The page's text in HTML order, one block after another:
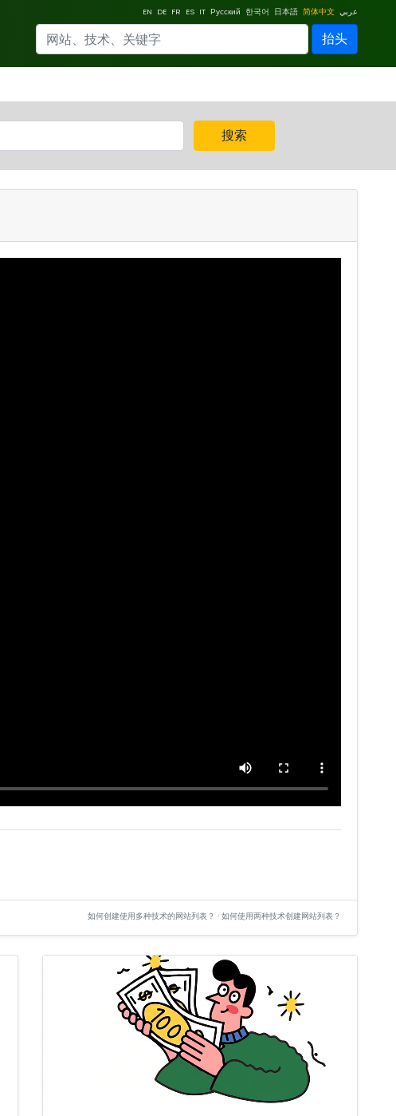
EN DE FR ES IT Русский 한국어 日本語 简体中文 عربي
抬头
搜索
如何创建使用多种技术的网站列表？ · 如何使用两种技术创建网站列表？